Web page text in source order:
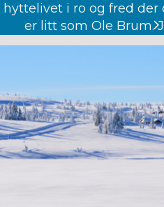
hyttelivet i ro og fred der
er litt som Ole Brum.